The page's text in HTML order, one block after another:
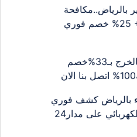
صراصير آمنة 100% + 25% خصم فوري
شركة تنظيف منازل بالخرج بـ33%خصم
بالرياض كشف فوري
دقيق 100% للتماس الكهربائي على مدار24